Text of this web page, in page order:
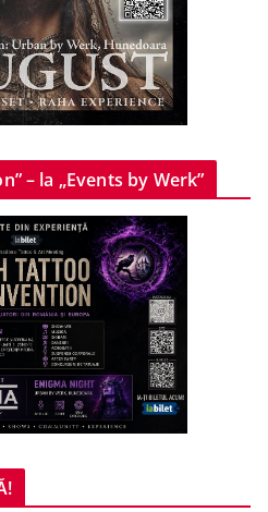
– la „Events by Werk”